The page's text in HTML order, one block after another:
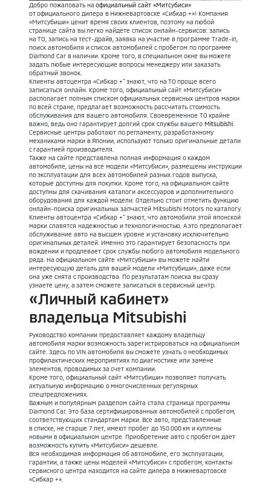
Добро пожаловать на официальный сайт «Митсубиси»
от официального дилера в Нижневартовске «Сибкар +»! Компания
«Митсубиши» ценит время своих клиентов, поэтому на любой
странице сайта вы легко найдете список онлайн-сервисов: запись
на ТО, запись на тест-драйв, заявка на участие в программе Trade-in,
поиск автомобиля и список автомобилей с пробегом по программе
Diamond Car в наличии. Кроме того, в специальном окне вы можете
задать любые интересующие вопросы менеджеру или заказать
обратный звонок.
Клиенты автоцентра «Сибкар +" знают, что на ТО проще всего
записаться онлайн. Кроме того, официальный сайт «Митсубиси»
располагает полным списком официальных сервисных центров марки
по всей стране, предлагает возможность рассчитать стоимость
обслуживания для вашего автомобиля. Своевременное ТО крайне
важно, ведь оно гарантирует долгий срок службы вашего Mitsubishi
Сервисные центры работают по регламенту, разработанному
механиками марки в Японии, используют только оригинальные детали
с гарантией производителя.
Также на сайте представлена полная информация о каждом
автомобиле, цены на все модели «Митсубиси», размещены инструкции
по эксплуатации для всех автомобилей разных годов выпуска,
которые доступны для покупки. Кроме того, на официальном сайте
доступны для скачивания каталоги аксессуаров и дополнительного
оборудования для каждой модели. Отдельно стоит отметить функцию
онлайн-поиска оригинальных запчастей Mitsubishi Motors по каталогу.
Клиенты автоцентра «Сибкар +" знают, что автомобили этой японской
марки славятся надежностью и технологичностью. А это предполагает
обслуживание авто на высшем уровне и установку исключительно
оригинальных деталей. Именно это гарантирует безопасность при
вождении и продлевает срок службы любого автомобиля модельного
ряда. На официальном сайте «Митсубиши» вы можете найти
интересующую деталь для вашей модели «Митсубиши», даже если
она уже снята с производства. По результатам поиска вы сразу
узнаете цену, а затем сможете записаться в сервисный центр.
«Личный кабинет»
владельца Mitsubishi
Руководство компании предоставляет каждому владельцу
автомобиля марки возможность зарегистрироваться на официальном
сайте. Здесь по VIN автомобиля вы сможете узнать о необходимых
профилактических мероприятиях по диагностике или замене
элементов, проводимых за счет компании.
Кроме того, официальный сайт «Митсубиши» позволяет получать
актуальную информацию о многочисленных регулярных
спецпредложениях.
Важным и популярным разделом сайта стала страница программы
Diamond Car. Это база сертифицированных автомобилей с пробегом,
соответствующих стандартам марки. Все авто, представленные
в списке, не старше 7 лет, имеют пробег до 150 000 км и куплены
новыми в официальном центре. Приобретение авто с пробегом дает
возможность купить «Митсубиси» дешевле.
Вся необходимая информация об автомобиле, его эксплуатации,
гарантии, а также цены моделей «Митсубиси» с пробегом, контакты
сервисного центра находится на сайте дилера в Нижневартовске
«Сибкар +».